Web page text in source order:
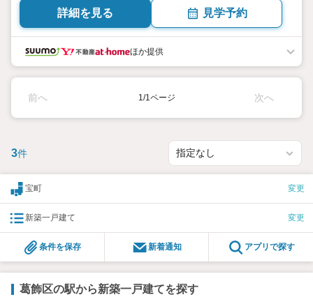
詳細を見る 見学予約
ほか提供
前へ 1/1ページ 次へ
3件
宝町 変更
新築一戸建て 変更
条件を保存 新着通知 アプリで探す
葛飾区の駅から新築一戸建てを探す